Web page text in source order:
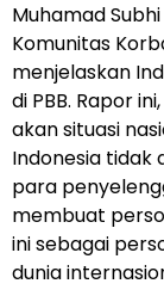
Muhamad
Komunitas
menjelaskan
di PBB. Rapor
akan situasi
Indonesia tidak
para
membuat
ini sebagai
dunia